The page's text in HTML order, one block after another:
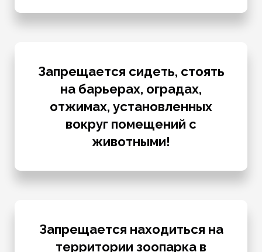
Запрещается сидеть, стоять
на барьерах, оградах,
отжимах, установленных
вокруг помещений с
животными!
Запрещается находиться на
территории зоопарка в